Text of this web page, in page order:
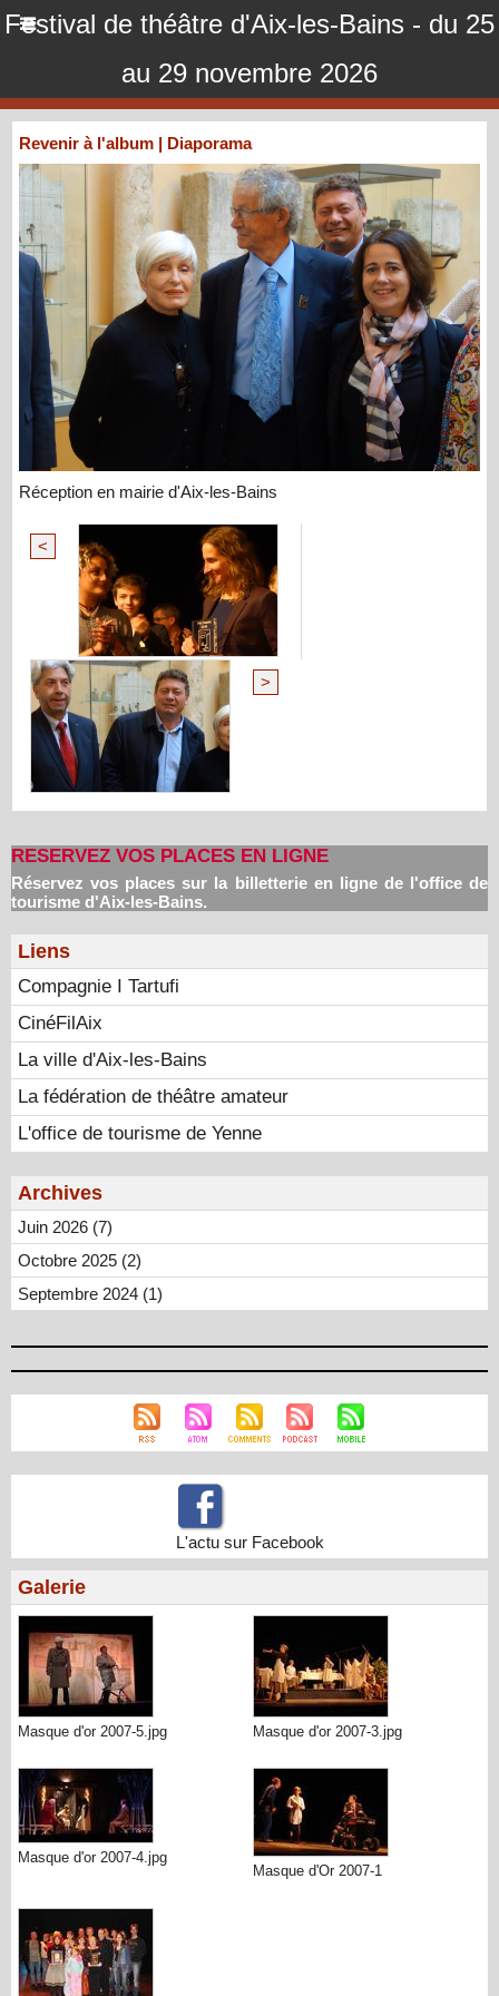
Festival de théâtre d'Aix-les-Bains - du 25
au 29 novembre 2026
Revenir à l'album | Diaporama
Réception en mairie d'Aix-les-Bains
<
>
RESERVEZ VOS PLACES EN LIGNE
Réservez vos places sur la billetterie en ligne de l'office de
tourisme d'Aix-les-Bains.
Liens
Compagnie I Tartufi
CinéFilAix
La ville d'Aix-les-Bains
La fédération de théâtre amateur
L'office de tourisme de Yenne
Archives
Juin 2026 (7)
Octobre 2025 (2)
Septembre 2024 (1)
L'actu sur Facebook
Galerie
Masque d'or 2007-5.jpg Masque d'or 2007-3.jpg
Masque d'or 2007-4.jpg
Masque d'Or 2007-1